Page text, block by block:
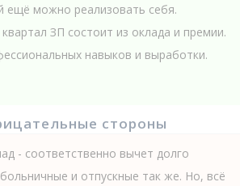
ещё можно реализовать себя.
ЗП состоит из оклада и премии.
навыков и выработки.
стороны
- соответственно вычет долго
и отпускные так же. Но, всё